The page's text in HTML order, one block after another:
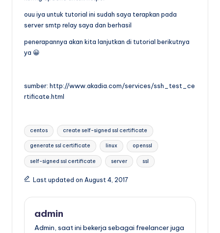
ouu iya untuk tutorial ini sudah saya terapkan pada
server smtp relay saya dan berhasil
penerapannya akan kita lanjutkan di tutorial berikutnya
ya 😀
sumber: http://www.akadia.com/services/ssh_test_ce
rtificate.html
Tags:
centos create self-signed ssl certificate
generate ssl certificate linux openssl
self-signed ssl certificate server ssl
Last updated on August 4, 2017
admin
Admin, saat ini bekerja sebagai freelancer juga